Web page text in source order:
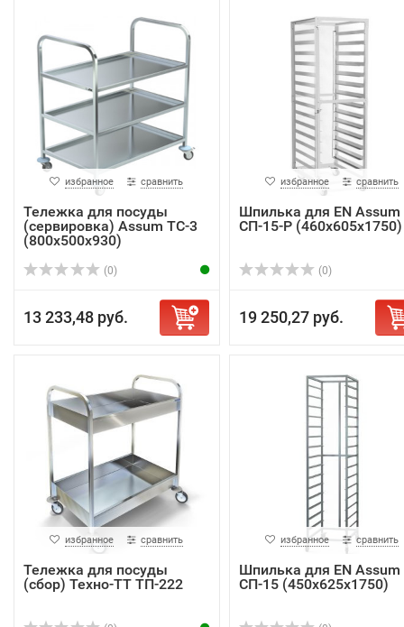
избранное сравнить
Тележка для посуды
(сервировка) Assum ТС-3
(800х500х930)
(0)
13 233,48 руб.
избранное сравнить
Шпилька для EN Assum
СП-15-Р (460х605х1750)
(0)
19 250,27 руб.
избранное сравнить
Тележка для посуды
(сбор) Техно-ТТ ТП-222
избранное сравнить
Шпилька для EN Assum
СП-15 (450х625х1750)